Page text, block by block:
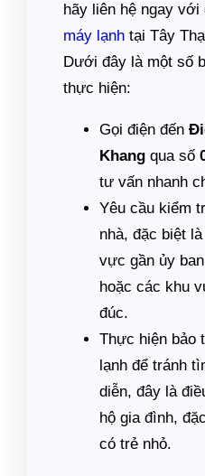
hãy liên hệ ngay với
máy lạnh tại Tây
Dưới đây là một số
thực hiện:
Gọi điện đến
Khang qua số
tư vấn nhanh
Yêu cầu kiểm
nhà, đặc biệt
vực gần ủy
hoặc các khu
đúc.
Thực hiện bảo
lạnh để tránh
diễn, đây là
hộ gia đình,
có trẻ nhỏ.